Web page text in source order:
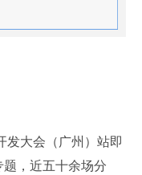
发大会（广州）站即
，近五十余场分